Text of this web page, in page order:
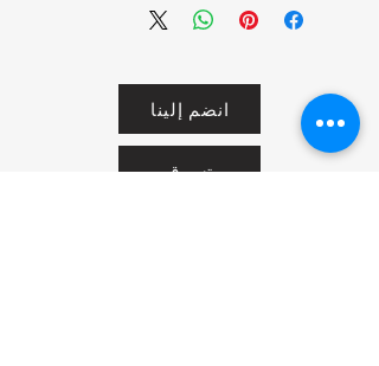
انضم إلينا
تسوق